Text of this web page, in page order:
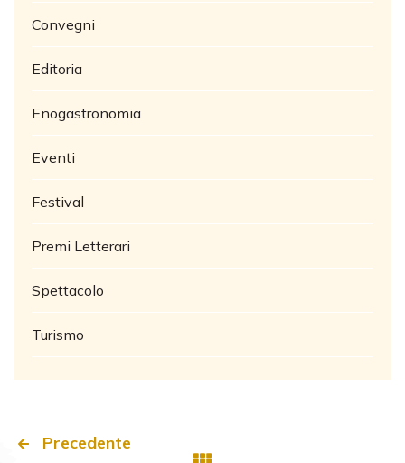
Convegni
Editoria
Enogastronomia
Eventi
Festival
Premi Letterari
Spettacolo
Turismo
Precedente